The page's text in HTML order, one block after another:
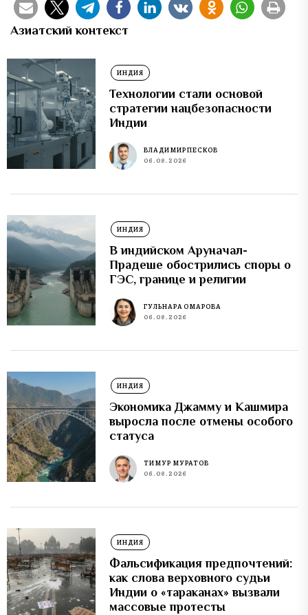
Азиатский контекст
ИНДИЯ
Технологии стали основой
стратегии нацбезопасности
Индии
ВЛАДИМИР ПЕСКОВ
06.08.2026
ИНДИЯ
В индийском Аруначал-
Прадеше обострились споры о
ГЭС, границе и религии
ГУЛЬНАРА ОМАРОВА
06.08.2026
ИНДИЯ
Экономика Джамму и Кашмира
выросла после отмены особого
статуса
ТИМУР МУРАТОВ
06.08.2026
ИНДИЯ
Фальсификация предпочтений:
как слова верховного судьи
Индии о «тараканах» вызвали
массовые протесты